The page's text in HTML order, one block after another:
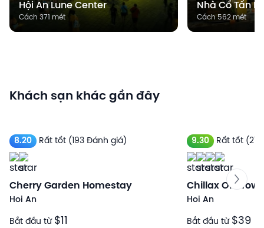
Hội An Lune Center
Cách 371 mét
Nhà Cổ Tấn
Cách 562 mét
Khách sạn khác gần đây
8.20 Rất tốt (193 Đánh giá)
Cherry Garden Homestay
Hoi An
Bắt đầu từ $11
9.30 Rất tốt
Chillax Old
Hoi An
Bắt đầu từ $39